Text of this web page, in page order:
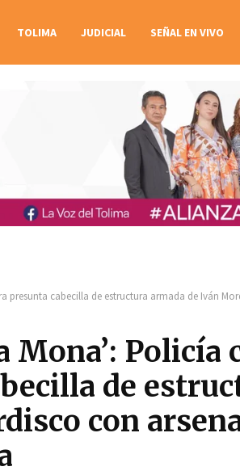
TOLIMA JUDICIAL SEÑAL EN VIVO
presunta cabecilla de estructura armada de Iván
Mona’: Policía
de
con